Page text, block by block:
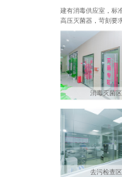
建有消毒供应室，标
高压灭菌器，苛刻要
消毒灭菌区
去污检查区